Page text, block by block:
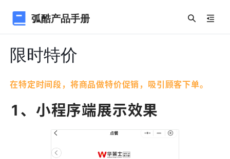
弧酷产品手册
限时特价
在特定时间段，将商品做特价促销，吸引顾客下单。
1、小程序端展示效果